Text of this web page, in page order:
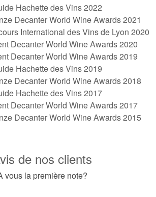
Hachette des Vins 2022
Decanter World Wine Awards 2021
International des Vins de Lyon 2020
Decanter World Wine Awards 2020
Decanter World Wine Awards 2019
Hachette des Vins 2019
Decanter World Wine Awards 2018
Hachette des Vins 2017
Decanter World Wine Awards 2017
Decanter World Wine Awards 2015
de nos clients
vous la première note?